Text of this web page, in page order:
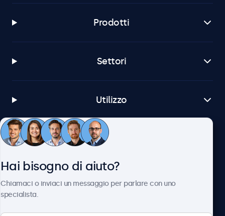
Prodotti
Settori
Utilizzo
Servizio Clienti
Hai bisogno di aiuto?
Chiamaci o inviaci un messaggio per parlare con uno
specialista.